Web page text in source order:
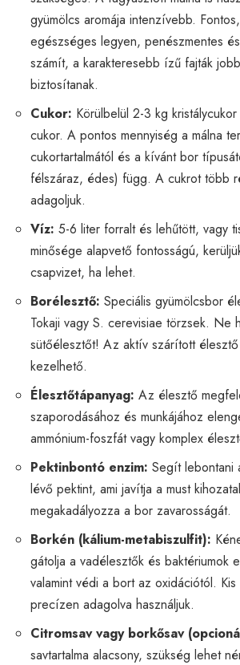
gyümölcs aromája intenzívebb.
egészséges legyen, penészmentes
számít, a karakteresebb ízű fajták
biztosítanak.
Cukor: Körülbelül 2-3 kg
cukor. A pontos mennyiség a málna
cukortartalmától és a kívánt bor
félszáraz, édes) függ. A cukrot több
adagoljuk.
Víz: 5-6 liter forralt és lehűtött, vagy
minősége alapvető fontosságú,
csapvizet, ha lehet.
Borélesztő: Speciális gyümölcsbor
Tokaji vagy S. cerevisiae törzsek. Ne
sütőélesztőt! Az aktív szárított
kezelhető.
Élesztőtápanyag: Az élesztő
szaporodásához és munkájához
ammónium-foszfát vagy komplex
Pektinbontó enzim: Segít lebontani
lévő pektint, ami javítja a must
megakadályozza a bor zavarosságát.
Borkén (kálium-metabiszulfit):
gátolja a vadélesztők és baktériumok
valamint védi a bort az oxidációtól.
precízen adagolva használjuk.
Citromsav vagy borkősav
savtartalma alacsony, szükség lehet